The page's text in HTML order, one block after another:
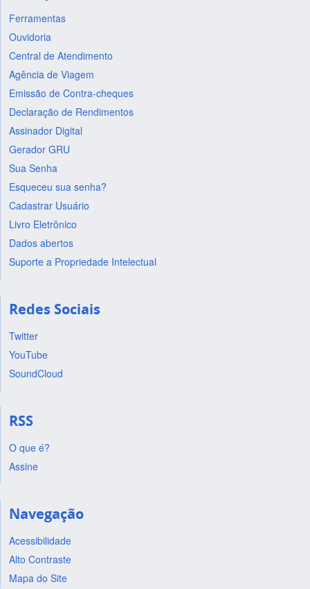
Ferramentas
Ouvidoria
Central de Atendimento
Agência de Viagem
Emissão de Contra-cheques
Declaração de Rendimentos
Assinador Digital
Gerador GRU
Sua Senha
Esqueceu sua senha?
Cadastrar Usuário
Livro Eletrônico
Dados abertos
Suporte a Propriedade Intelectual
Redes Sociais
Twitter
YouTube
SoundCloud
RSS
O que é?
Assine
Navegação
Acessibilidade
Alto Contraste
Mapa do Site